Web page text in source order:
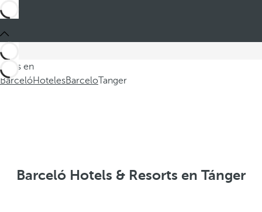
Estás en
BarcelóHotelesBarceloTanger
Barceló Hotels & Resorts en Tánger